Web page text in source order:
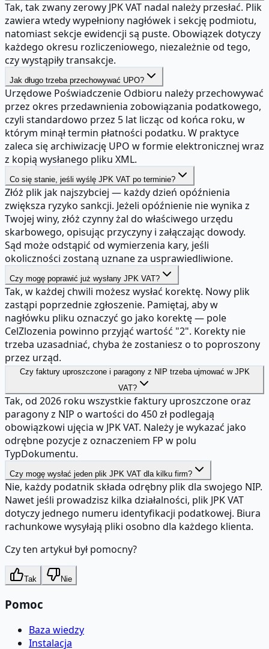
Tak, tak zwany zerowy JPK VAT nadal należy przesłać. Plik
zawiera wtedy wypełniony nagłówek i sekcję podmiotu,
natomiast sekcje ewidencji są puste. Obowiązek dotyczy
każdego okresu rozliczeniowego, niezależnie od tego,
czy wystąpiły transakcje.
Jak długo trzeba przechowywać UPO?
Urzędowe Poświadczenie Odbioru należy przechowywać
przez okres przedawnienia zobowiązania podatkowego,
czyli standardowo przez 5 lat licząc od końca roku, w
którym minął termin płatności podatku. W praktyce
zaleca się archiwizację UPO w formie elektronicznej wraz
z kopią wysłanego pliku XML.
Co się stanie, jeśli wyślę JPK VAT po terminie?
Złóż plik jak najszybciej — każdy dzień opóźnienia
zwiększa ryzyko sankcji. Jeżeli opóźnienie nie wynika z
Twojej winy, złóż czynny żal do właściwego urzędu
skarbowego, opisując przyczyny i załączając dowody.
Sąd może odstąpić od wymierzenia kary, jeśli
okoliczności zostaną uznane za usprawiedliwione.
Czy mogę poprawić już wysłany JPK VAT?
Tak, w każdej chwili możesz wysłać korektę. Nowy plik
zastąpi poprzednie zgłoszenie. Pamiętaj, aby w
nagłówku pliku oznaczyć go jako korektę — pole
CelZlozenia powinno przyjąć wartość "2". Korekty nie
trzeba uzasadniać, chyba że zostaniesz o to poproszony
przez urząd.
Czy faktury uproszczone i paragony z NIP trzeba ujmować w JPK
VAT?
Tak, od 2026 roku wszystkie faktury uproszczone oraz
paragony z NIP o wartości do 450 zł podlegają
obowiązkowi ujęcia w JPK VAT. Należy je wykazać jako
odrębne pozycje z oznaczeniem FP w polu
TypDokumentu.
Czy mogę wysłać jeden plik JPK VAT dla kilku firm?
Nie, każdy podatnik składa odrębny plik dla swojego NIP.
Nawet jeśli prowadzisz kilka działalności, plik JPK VAT
dotyczy jednego numeru identyfikacji podatkowej. Biura
rachunkowe wysyłają pliki osobno dla każdego klienta.
Czy ten artykuł był pomocny?
Tak Nie
Pomoc
Baza wiedzy
Instalacja